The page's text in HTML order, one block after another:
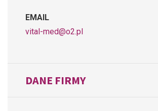
EMAIL
vital-med@o2.pl
DANE FIRMY